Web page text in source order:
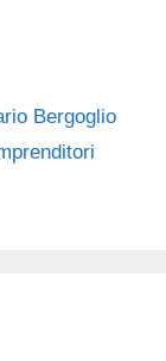
Bergoglio